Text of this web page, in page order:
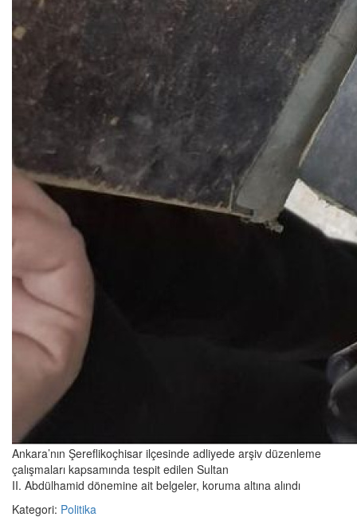
Ankara’nın Şereflikoçhisar ilçesinde adliyede arşiv düzenleme
çalışmaları kapsamında tespit edilen Sultan
II. Abdülhamid dönemine ait belgeler, koruma altına alındı
Kategori: Politika